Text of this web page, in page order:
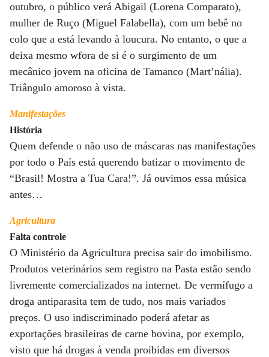
outubro, o público verá Abigail (Lorena Comparato),
mulher de Ruço (Miguel Falabella), com um bebê no
colo que a está levando à loucura. No entanto, o que a
deixa mesmo wfora de si é o surgimento de um
mecânico jovem na oficina de Tamanco (Mart’nália).
Triângulo amoroso à vista.
Manifestações
História
Quem defende o não uso de máscaras nas manifestações
por todo o País está querendo batizar o movimento de
“Brasil! Mostra a Tua Cara!”. Já ouvimos essa música
antes…
Agricultura
Falta controle
O Ministério da Agricultura precisa sair do imobilismo.
Produtos veterinários sem registro na Pasta estão sendo
livremente comercializados na internet. De vermífugo a
droga antiparasita tem de tudo, nos mais variados
preços. O uso indiscriminado poderá afetar as
exportações brasileiras de carne bovina, por exemplo,
visto que há drogas à venda proibidas em diversos